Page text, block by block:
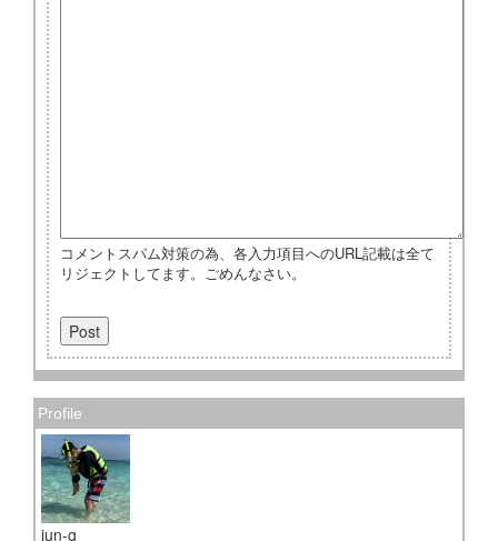
コメントスパム対策の為、各入力項目へのURL記載は全て
リジェクトしてます。ごめんなさい。
Profile
jun-g